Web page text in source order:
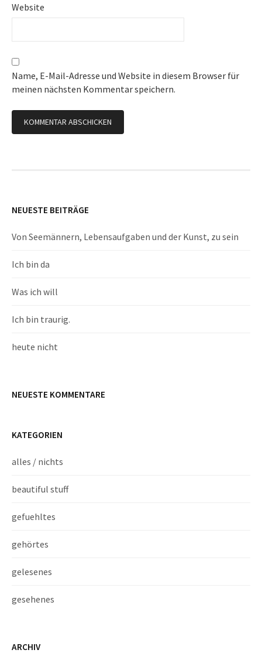
Website
Name, E-Mail-Adresse und Website in diesem Browser für
meinen nächsten Kommentar speichern.
NEUESTE BEITRÄGE
Von Seemännern, Lebensaufgaben und der Kunst, zu sein
Ich bin da
Was ich will
Ich bin traurig.
heute nicht
NEUESTE KOMMENTARE
KATEGORIEN
alles / nichts
beautiful stuff
gefuehltes
gehörtes
gelesenes
gesehenes
ARCHIV